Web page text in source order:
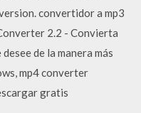
convertidor a mp3
2.2 - Convierta
de la manera más
mp4 converter
gratis